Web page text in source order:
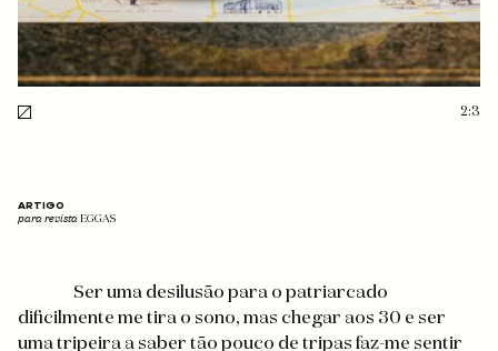
2:3
ARTIGO
para revista EGGAS
Ser uma desilusão para o patriarcado
dificilmente me tira o sono, mas chegar aos 30 e ser
uma tripeira a saber tão pouco de tripas faz-me sentir